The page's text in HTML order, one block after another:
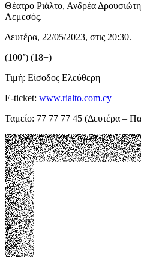
Θέατρο Ριάλτο, Ανδρέα
Λεμεσός.
Δευτέρα, 22/05/2023, στις 20:30.
(100’) (18+)
Τιμή: Είσοδος Ελεύθερη
E-ticket: www.rialto.com.cy
Ταμείο: 77 77 77 45 (Δευτέρα –